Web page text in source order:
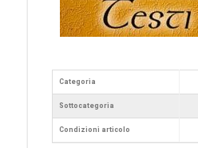
Categoria
Sottocategoria
Condizioni articolo